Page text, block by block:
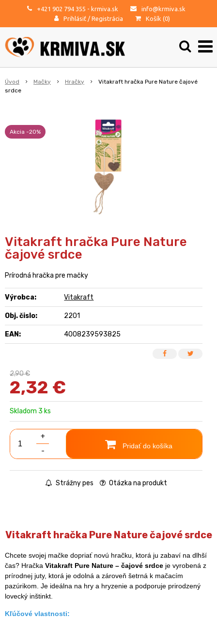
+421 902 794 355 - krmiva.sk
info@krmiva.sk
Prihlásiť / Registrácia Košík (0)
Úvod Mačky Hračky
Vitakraft hračka Pure Nature čajové
srdce
Akcia -20%
Vitakraft hračka Pure Nature
čajové srdce
Prírodná hračka pre mačky
Výrobca: Vitakraft
Obj. čislo: 2201
EAN: 4008239593825
2,90 €
2,32 €
Skladom 3 ks
+
-
Pridať do košíka
Strážny pes Otázka na produkt
Vitakraft hračka Pure Nature čajové srdce
Chcete svojej mačke dopriať novú hračku, ktorá ju zabaví na dlhší
čas? Hračka Vitakraft Pure Nature – čajové srdce je vyrobená z
prírodnej juty, ktorá je odolná a zároveň šetrná k mačacím
pazúrikom. Je ideálna na hry a hryzenie a podporuje prirodzený
lovecký inštinkt.
Kľúčové vlastnosti: